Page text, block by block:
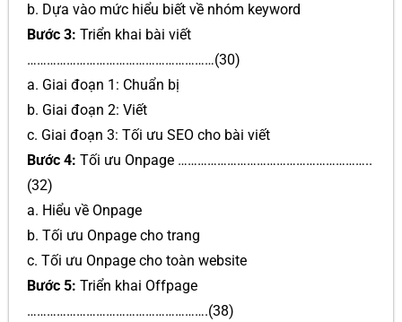
b. Dựa vào mức hiểu biết về nhóm keyword
Bước 3: Triển khai bài viết
…………………………………………………(30)
a. Giai đoạn 1: Chuẩn bị
b. Giai đoạn 2: Viết
c. Giai đoạn 3: Tối ưu SEO cho bài viết
Bước 4: Tối ưu Onpage …………………………………………………..
(32)
a. Hiểu về Onpage
b. Tối ưu Onpage cho trang
c. Tối ưu Onpage cho toàn website
Bước 5: Triển khai Offpage
……………………………………………….(38)